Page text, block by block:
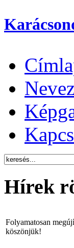
Hírek
Folyamatosan
köszönjük!